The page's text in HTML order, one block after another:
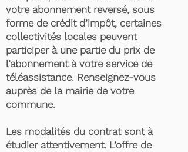
votre abonnement reversé, sous
forme de crédit d’impôt, certaines
collectivités locales peuvent
participer à une partie du prix de
l’abonnement à votre service de
téléassistance. Renseignez-vous
auprès de la mairie de votre
commune.
Les modalités du contrat sont à
étudier attentivement. L’offre de